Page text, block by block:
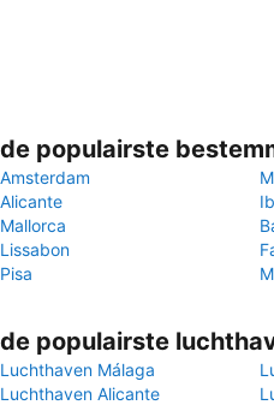
de populairste
Amsterdam
Alicante
Mallorca
Lissabon
Pisa
de populairste
Luchthaven Málaga
Luchthaven Alicante